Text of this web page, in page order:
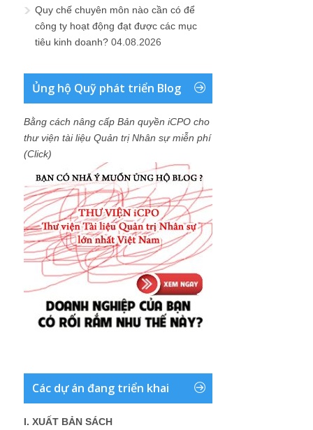
Quy chế chuyên môn nào cần có để
công ty hoạt động đạt được các mục
tiêu kinh doanh? 04.08.2026
Ủng hộ Quỹ phát triển Blog
Bằng cách nâng cấp Bản quyền iCPO cho
thư viện tài liệu Quản trị Nhân sự miễn phí
(Click)
Các dự án đang triển khai
I. XUẤT BẢN SÁCH